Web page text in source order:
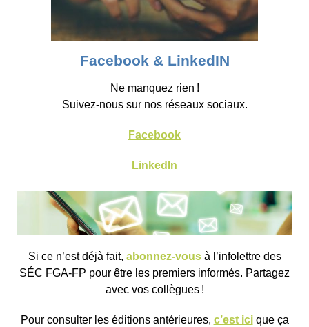
Facebook & LinkedIN
Ne manquez rien !
Suivez-nous sur nos réseaux sociaux.
Facebook
LinkedIn
Si ce n’est déjà fait, abonnez-vousà l’infolettre des
SÉC FGA-FP pour être les premiers informés. Partagez
avec vos collègues !
Pour consulter les éditions antérieures, c’est icique ça